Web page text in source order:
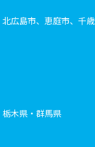
広島市、恵庭市、千歳
木県・群馬県